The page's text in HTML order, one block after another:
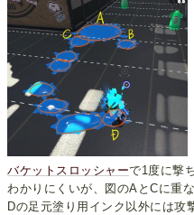
バケットスロッシャーで1度に撃
わかりにくいが、図のAとCに重
Dの足元塗り用インク以外には攻